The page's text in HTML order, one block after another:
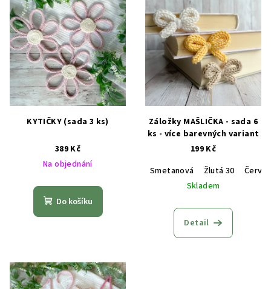
KYTIČKY (sada 3 ks)
389 Kč
Na objednání
Do košíku
Záložky MAŠLIČKA - sada 6
ks - více barevných variant
199 Kč
Smetanová
Žlutá 30
Skladem
Detail